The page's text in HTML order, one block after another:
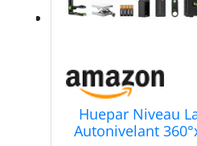
Huepar Niveau
Autonivelant